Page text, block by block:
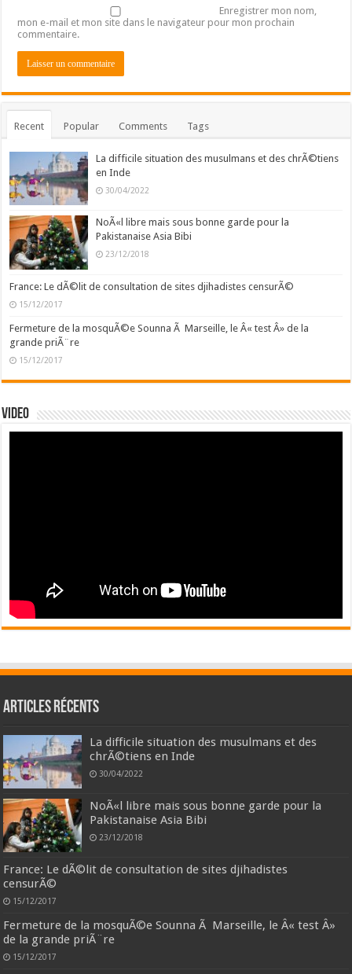
Enregistrer mon nom,
mon e-mail et mon site dans le navigateur pour mon prochain
commentaire.
Recent Popular Comments Tags
La difficile situation des musulmans et des chrÃ©tiens
en Inde
30/04/2022
NoÃ«l libre mais sous bonne garde pour la
Pakistanaise Asia Bibi
23/12/2018
France: Le dÃ©lit de consultation de sites djihadistes censurÃ©
15/12/2017
Fermeture de la mosquÃ©e Sounna Ã Marseille, le Â« test Â» de la
grande priÃ¨re
15/12/2017
Video
Articles récents
La difficile situation des musulmans et des
chrÃ©tiens en Inde
30/04/2022
NoÃ«l libre mais sous bonne garde pour la
Pakistanaise Asia Bibi
23/12/2018
France: Le dÃ©lit de consultation de sites djihadistes
censurÃ©
15/12/2017
Fermeture de la mosquÃ©e Sounna Ã Marseille, le Â« test Â»
de la grande priÃ¨re
15/12/2017